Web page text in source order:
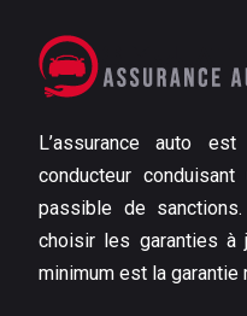
L’assurance auto
conducteur
passible de
choisir les garanties à
minimum est la